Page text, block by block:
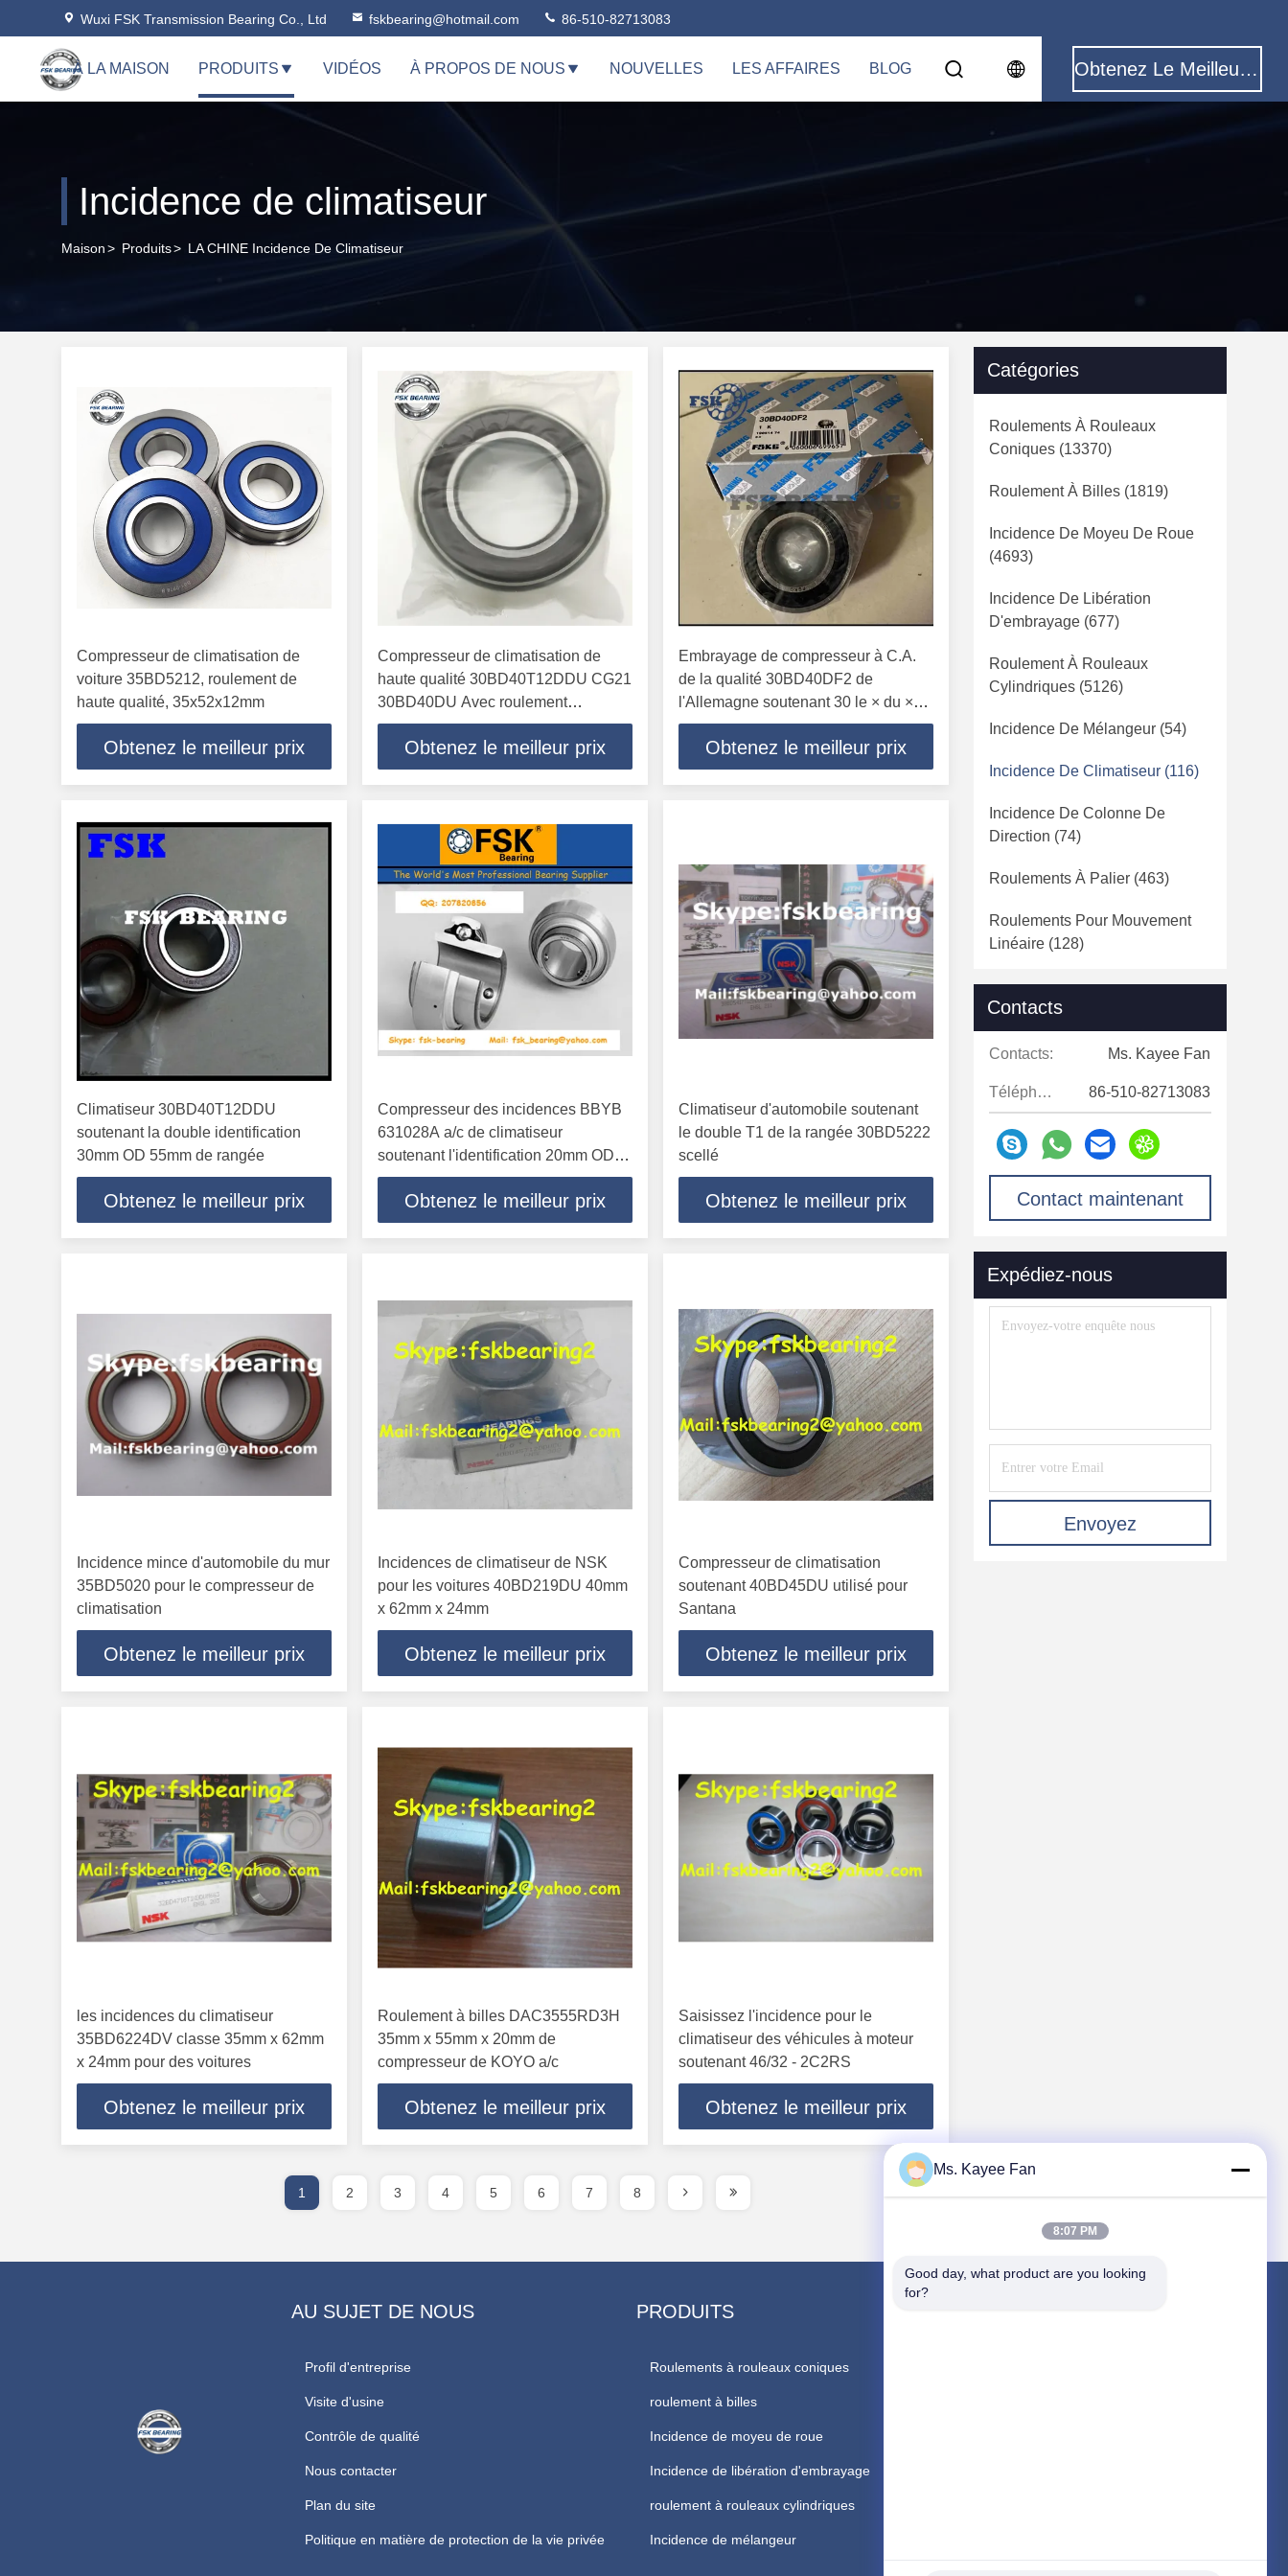
Wuxi FSK Transmission Bearing Co., Ltd fskbearing@hotmail.com 86-510-82713083
À LA MAISON PRODUITS VIDÉOS À PROPOS DE NOUS NOUVELLES LES AFFAIRES BLOG Obtenez Le Meilleur Prix
Incidence de climatiseur
Maison> Produits> LA CHINE Incidence De Climatiseur
Compresseur de climatisation de
voiture 35BD5212, roulement de
haute qualité, 35x52x12mm
Obtenez le meilleur prix
Compresseur de climatisation de
haute qualité 30BD40T12DDU CG21
30BD40DU Avec roulement
30X55X23mm Pour automobile
Obtenez le meilleur prix
Embrayage de compresseur à C.A.
de la qualité 30BD40DF2 de
l'Allemagne soutenant 30 le × du ×
55 pièces des véhicules à moteur de
23 millimètres.
Obtenez le meilleur prix
Climatiseur 30BD40T12DDU
soutenant la double identification
30mm OD 55mm de rangée
Obtenez le meilleur prix
Compresseur des incidences BBYB
631028A a/c de climatiseur
soutenant l'identification 20mm OD
42mm
Obtenez le meilleur prix
Climatiseur d'automobile soutenant
le double T1 de la rangée 30BD5222
scellé
Obtenez le meilleur prix
Incidence mince d'automobile du mur
35BD5020 pour le compresseur de
climatisation
Obtenez le meilleur prix
Incidences de climatiseur de NSK
pour les voitures 40BD219DU 40mm
x 62mm x 24mm
Obtenez le meilleur prix
Compresseur de climatisation
soutenant 40BD45DU utilisé pour
Santana
Obtenez le meilleur prix
les incidences du climatiseur
35BD6224DV classe 35mm x 62mm
x 24mm pour des voitures
Obtenez le meilleur prix
Roulement à billes DAC3555RD3H
35mm x 55mm x 20mm de
compresseur de KOYO a/c
Obtenez le meilleur prix
Saisissez l'incidence pour le
climatiseur des véhicules à moteur
soutenant 46/32 - 2C2RS
Obtenez le meilleur prix
Catégories
Roulements À Rouleaux
Coniques (13370)
Roulement À Billes (1819)
Incidence De Moyeu De Roue
(4693)
Incidence De Libération
D'embrayage (677)
Roulement À Rouleaux
Cylindriques (5126)
Incidence De Mélangeur (54)
Incidence De Climatiseur (116)
Incidence De Colonne De
Direction (74)
Roulements À Palier (463)
Roulements Pour Mouvement
Linéaire (128)
Roulements À Rouleaux
Sphériques
Roulements À Aiguilles(1848)
Billes À Contact Oblique(963)
Roulements À Billes En
Céramique(49)
Roulements À Billes(813)
Camion(160)
Roulement De Rotation.(254)
Roulement À Rouleaux De Voie
Contacts
Contacts: Ms. Kayee Fan
Téléphone: 86-510-82713083
Contact maintenant
Expédiez-nous
Envoyez
1 2 3 4 5 6 7 8
AU SUJET DE NOUS
Profil d'entreprise
Visite d'usine
Contrôle de qualité
Nous contacter
Plan du site
Politique en matière de protection de la vie privée
PRODUITS
Roulements à rouleaux coniques
roulement à billes
Incidence de moyeu de roue
Incidence de libération d'embrayage
roulement à rouleaux cylindriques
Incidence de mélangeur
Ms. Kayee Fan
8:07 PM
Good day, what product are you looking
for?